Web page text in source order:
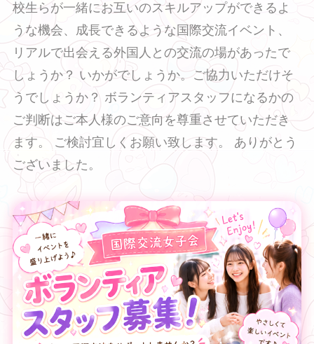
校生らが一緒にお互いのスキルアップができるよ
うな機会、成長できるような国際交流イベント、
リアルで出会える外国人との交流の場があったで
しょうか？ いかがでしょうか。ご協力いただけそ
うでしょうか？ ボランティアスタッフになるかの
ご判断はご本人様のご意向を尊重させていただき
ます。 ご検討宜しくお願い致します。 ありがとう
ございました。